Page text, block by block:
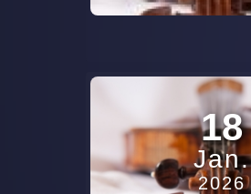
18
Jan.
2026